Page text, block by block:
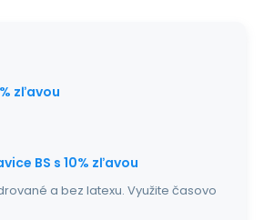
zľavou
BS s 10% zľavou
a bez latexu. Využite časovo